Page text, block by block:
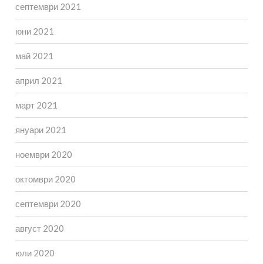
септември 2021
юни 2021
май 2021
април 2021
март 2021
януари 2021
ноември 2020
октомври 2020
септември 2020
август 2020
юли 2020